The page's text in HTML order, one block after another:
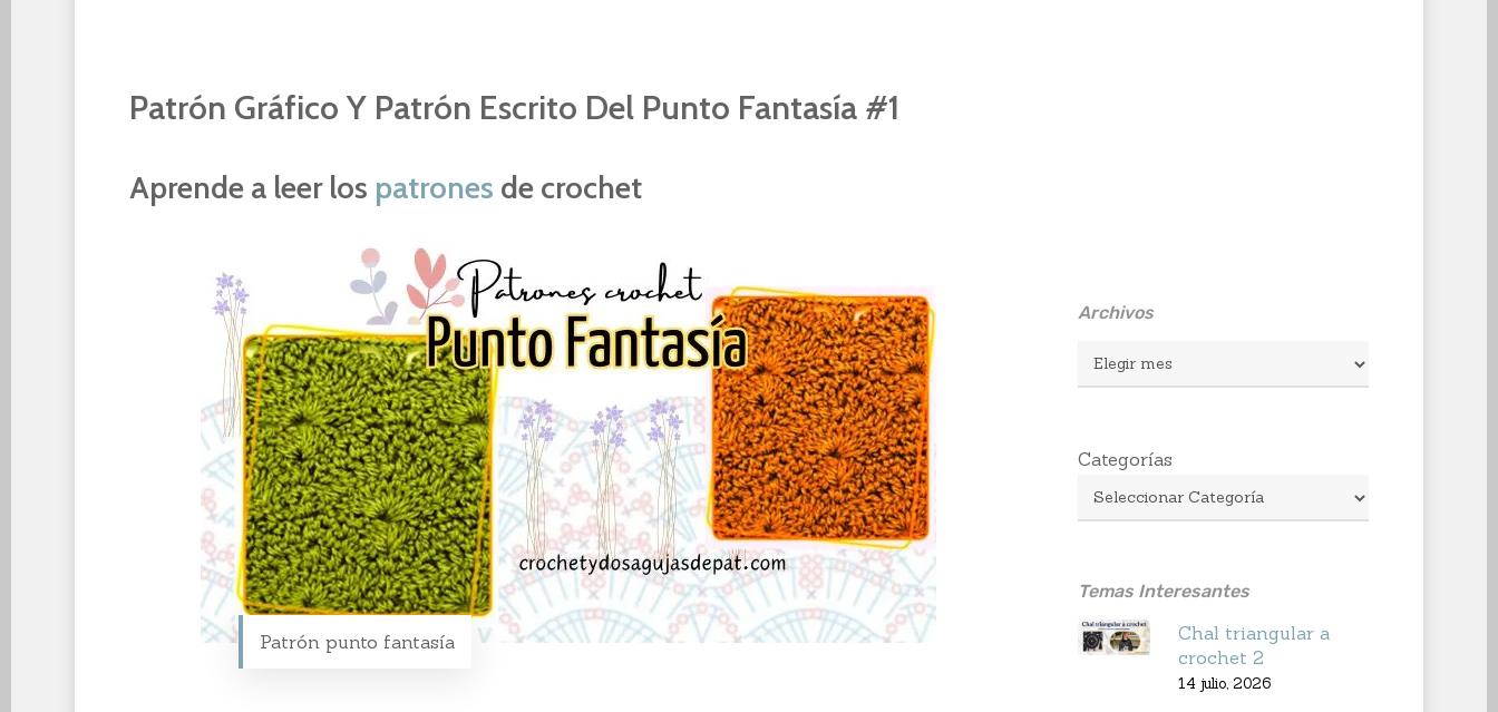
Patrón Gráfico Y Patrón Escrito Del Punto Fantasía #1
Aprende a leer los patrones de crochet
Patrón punto fantasía
Archivos
Archivos
Categorías
Temas Interesantes
Chal triangular a
crochet 2
14 julio, 2026